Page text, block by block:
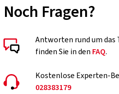
Noch Fragen?
Antworten rund um das
finden Sie in den FAQ.
Kostenlose Experten-
028383179